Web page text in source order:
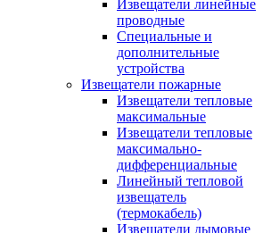
Извещатели линейные
проводные
Специальные и
дополнительные
устройства
Извещатели пожарные
Извещатели тепловые
максимальные
Извещатели тепловые
максимально-
дифференциальные
Линейный тепловой
извещатель
(термокабель)
Извещатели дымовые